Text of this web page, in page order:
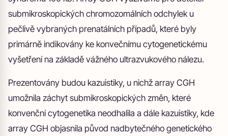
submikroskopických chromozomálních odchylek u
pečlivě vybraných prenatálních případů, které byly
primárně indikovány ke konvečnímu cytogenetickému
vyšetření na základě vážného ultrazvukového nálezu.
Prezentovány budou kazuistiky, u nichž array CGH
umožnila záchyt submikroskopických změn, které
konvenční cytogenetika neodhalila a dále kazuistiky, kde
array CGH objasnila původ nadbytečného genetického